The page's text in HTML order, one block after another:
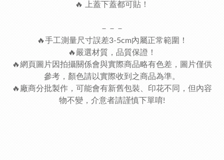
🔥 上蓋下蓋都可貼！
－－－
🔥手工測量尺寸誤差3-5cm內屬正常範圍！
🔥嚴選材質，品質保證！
🔥網頁圖片因拍攝關係會與實際商品略有色差，圖片僅供
參考，顏色請以實際收到之商品為準。
🔥廠商分批製作，可能會有新舊包裝、印花不同，但內容
物不變，介意者請謹慎下單唷!